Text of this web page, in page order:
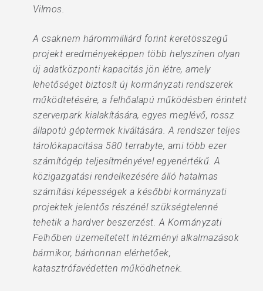
Vilmos.
A csaknem hárommilliárd forint keretösszegű
projekt eredményeképpen több helyszínen olyan
új adatközponti kapacitás jön létre, amely
lehetőséget biztosít új kormányzati rendszerek
működtetésére, a felhőalapú működésben érintett
szerverpark kialakítására, egyes meglévő, rossz
állapotú géptermek kiváltására. A rendszer teljes
tárolókapacitása 580 terrabyte, ami több ezer
számítógép teljesítményével egyenértékű. A
közigazgatási rendelkezésére álló hatalmas
számítási képességek a későbbi kormányzati
projektek jelentős részénél szükségtelenné
tehetik a hardver beszerzést. A Kormányzati
Felhőben üzemeltetett intézményi alkalmazások
bármikor, bárhonnan elérhetőek,
katasztrófavédetten működhetnek.